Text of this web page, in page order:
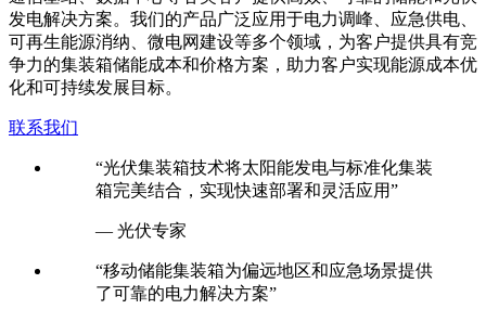
发电解决方案。我们的产品广泛应用于电力调峰、应急供电、
可再生能源消纳、微电网建设等多个领域，为客户提供具有竞
争力的集装箱储能成本和价格方案，助力客户实现能源成本优
化和可持续发展目标。
联系我们
“光伏集装箱技术将太阳能发电与标准化集装
箱完美结合，实现快速部署和灵活应用”
— 光伏专家
“移动储能集装箱为偏远地区和应急场景提供
了可靠的电力解决方案”